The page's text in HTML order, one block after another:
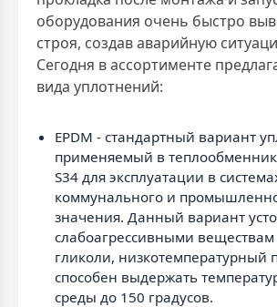
оборудования очень быстро
строя, создав аварийную
Сегодня в ассортименте
вида уплотнений:
EPDM - стандартный вариант
применяемый в
S34 для эксплуатации в
коммунального и
значения. Данный вариант
слабоагрессивными веществам
гликоли, низкотемпературный
способен выдержать
среды до 150 градусов.